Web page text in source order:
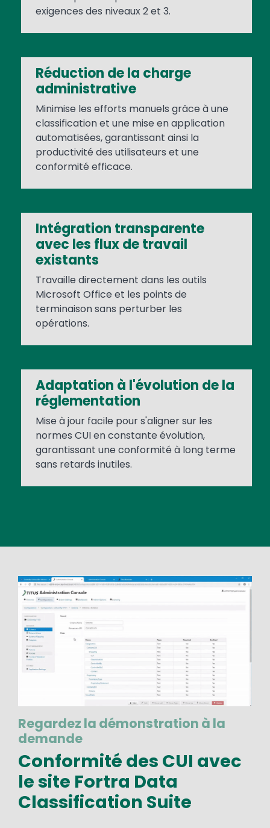
exigences des niveaux 2 et 3.
Réduction de la charge
administrative
Minimise les efforts manuels grâce à une
classification et une mise en application
automatisées, garantissant ainsi la
productivité des utilisateurs et une
conformité efficace.
Intégration transparente
avec les flux de travail
existants
Travaille directement dans les outils
Microsoft Office et les points de
terminaison sans perturber les
opérations.
Adaptation à l'évolution de la
réglementation
Mise à jour facile pour s'aligner sur les
normes CUI en constante évolution,
garantissant une conformité à long terme
sans retards inutiles.
Image
Regardez la démonstration à la
demande
Conformité des CUI avec
le site Fortra Data
Classification Suite